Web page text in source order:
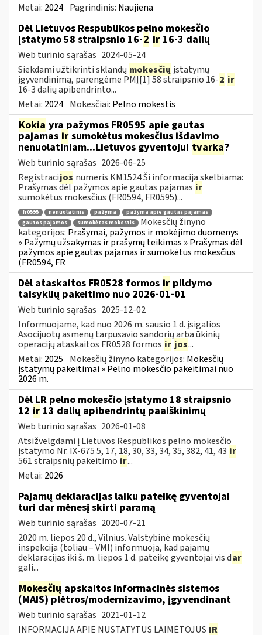
Metai: 2024 Pagrindinis: Naujiena
Dėl Lietuvos Respublikos pelno mokesčio
įstatymo 58 straipsnio 16-2 ir 16-3 dalių
Web turinio sąrašas 2024-05-24
Siekdami užtikrinti sklandų mokesčių įstatymų
įgyvendinimą, parengėme PMĮ[1] 58 straipsnio 16-2 ir
16-3 dalių apibendrinto...
Metai: 2024 Mokesčiai: Pelno mokestis
Kokia yra pažymos FR0595 apie gautas
pajamas ir sumokėtus mokesčius išdavimo
nenuolatiniam...Lietuvos gyventojui tvarka?
Web turinio sąrašas 2026-06-25
Registracijos numeris KM1524 Ši informacija skelbiama:
Prašymas dėl pažymos apie gautas pajamas ir
sumokėtus mokesčius (FR0594, FR0595)...
fr0595 nenuolatinis pažyma
pažyma apie gautas pajamas
gautos pajamos
sumokėtas mokestis
Mokesčių žinyno
kategorijos: Prašymai, pažymos ir mokėjimo duomenys
» Pažymų užsakymas ir prašymų teikimas » Prašymas dėl
pažymos apie gautas pajamas ir sumokėtus mokesčius
(FR0594, FR
Dėl ataskaitos FR0528 formos ir pildymo
taisyklių pakeitimo nuo 2026-01-01
Web turinio sąrašas 2025-12-02
Informuojame, kad nuo 2026 m. sausio 1 d. įsigalios
Asocijuotų asmenų tarpusavio sandorių arba ūkinių
operacijų ataskaitos FR0528 formos ir jos...
Metai: 2025 Mokesčių žinyno kategorijos: Mokesčių
įstatymų pakeitimai » Pelno mokesčio pakeitimai nuo
2026 m.
Dėl LR pelno mokesčio įstatymo 18 straipsnio
12 ir 13 dalių apibendrintų paaiškinimų
Web turinio sąrašas 2026-01-08
Atsižvelgdami į Lietuvos Respublikos pelno mokesčio
įstatymo Nr. IX-675 5, 17, 18, 30, 33, 34, 35, 382, 41, 43 ir
561 straipsnių pakeitimo ir...
Metai: 2026
Pajamų deklaracijas laiku pateikę gyventojai
turi dar mėnesį skirti paramą
Web turinio sąrašas 2020-07-21
2020 m. liepos 20 d., Vilnius. Valstybinė mokesčių
inspekcija (toliau – VMI) informuoja, kad pajamų
deklaracijas iki š. m. liepos 1 d. pateikę gyventojai vis dar
gali...
Mokesčių apskaitos informacinės sistemos
(MAIS) plėtros/modernizavimo, įgyvendinant
Web turinio sąrašas 2021-01-12
INFORMACIJA APIE NUSTATYTUS LAIMĖTOJUS IR